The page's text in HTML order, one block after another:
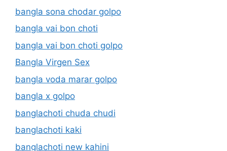
bangla sona chodar golpo
bangla vai bon choti
bangla vai bon choti golpo
Bangla Virgen Sex
bangla voda marar golpo
bangla x golpo
banglachoti chuda chudi
banglachoti kaki
banglachoti new kahini